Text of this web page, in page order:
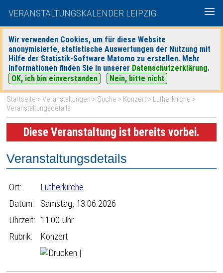
VERANSTALTUNGSKALENDER LEIPZIG
Wir verwenden Cookies, um für diese Website
anonymisierte, statistische Auswertungen der Nutzung mit
Hilfe der Statistik-Software Matomo zu erstellen. Mehr
Informationen finden Sie in unserer Datenschutzerklärung.
OK, ich bin einverstanden
Nein, bitte nicht
heute|morgen| Detaillierte Suche
Startseite >Veranstaltungen > Suche > Konzert > Lutherkirche >
Veranstaltungsdetails
Diese Veranstaltung ist bereits vorbei.
Veranstaltungsdetails
Ort:
Lutherkirche
Datum:
Samstag, 13.06.2026
Uhrzeit: 11:00 Uhr
Rubrik:
Konzert
|